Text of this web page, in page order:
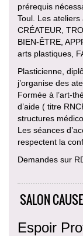
prérequis
Toul. Les ateliers
CRÉATEUR,
BIEN-ÊTRE,
arts plastiques,
Plasticienne,
j’organise des
Formée à l’art-
d’aide ( titre
structures
Les séances
respectent la
Demandes sur
SALON
Espoir